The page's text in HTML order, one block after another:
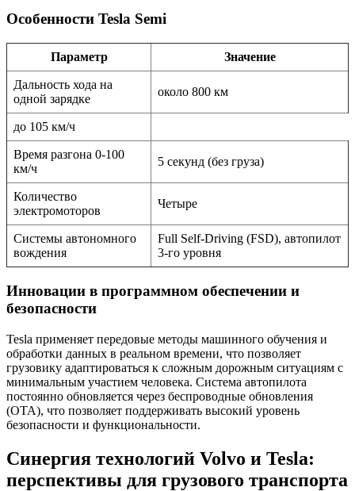
Особенности Tesla Semi
Параметр Значение
Дальность хода на
одной зарядке
около 800 км
до 105 км/ч
Время разгона 0-100
км/ч
5 секунд (без груза)
Количество
электромоторов
Четыре
Системы автономного
вождения
Full Self-Driving (FSD), автопилот
3-го уровня
Инновации в программном обеспечении и
безопасности
Tesla применяет передовые методы машинного обучения и
обработки данных в реальном времени, что позволяет
грузовику адаптироваться к сложным дорожным ситуациям с
минимальным участием человека. Система автопилота
постоянно обновляется через беспроводные обновления
(OTA), что позволяет поддерживать высокий уровень
безопасности и функциональности.
Синергия технологий Volvo и Tesla:
перспективы для грузового транспорта